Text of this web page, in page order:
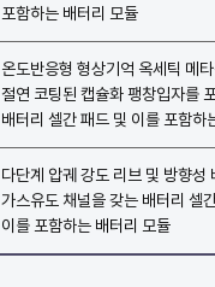
포함하는 배터리 모듈
온도반응형 형상기억 옥세틱 메타
절연 코팅된 캡슐화 팽창입자를
배터리 셀간 패드 및 이를 포함하
다단계 압궤 강도 리브 및 방향성
가스유도 채널을 갖는 배터리 셀
이를 포함하는 배터리 모듈